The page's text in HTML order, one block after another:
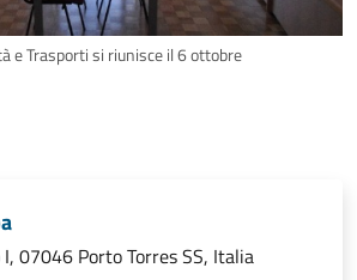
e Trasporti si riunisce il 6 ottobre
07046 Porto Torres SS, Italia